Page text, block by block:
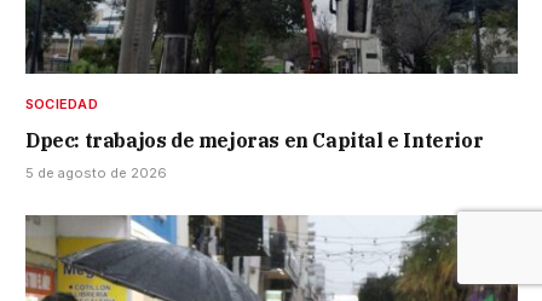
SOCIEDAD
Dpec: trabajos de mejoras en Capital e Interior
5 de agosto de 2026